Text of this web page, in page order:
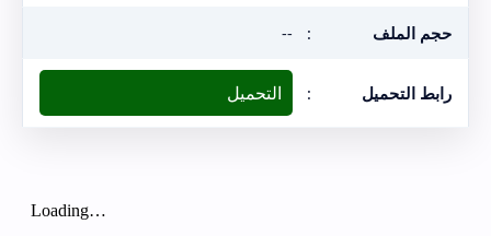
حجم الملف :
--
رابط التحميل : التحميل